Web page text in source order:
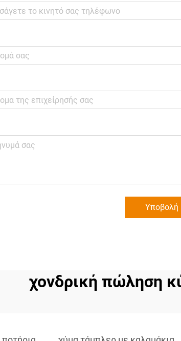
Υποβολή
χονδρική πώληση